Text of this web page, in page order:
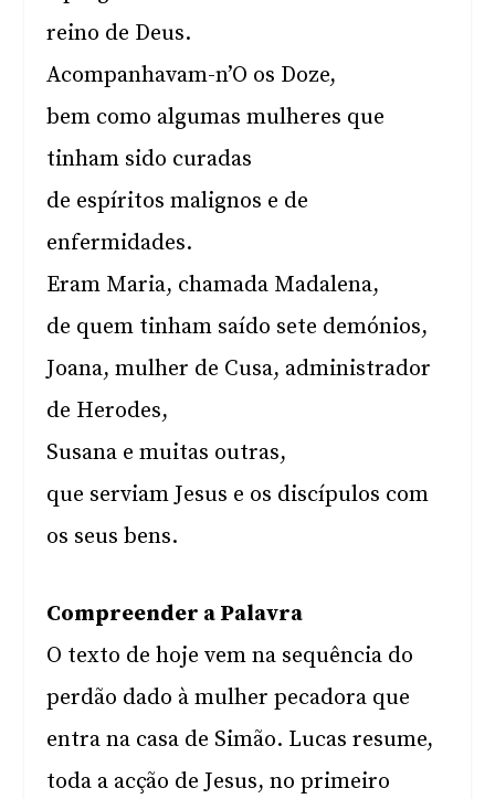
reino de Deus.
Acompanhavam-n’O os Doze,
bem como algumas mulheres que
tinham sido curadas
de espíritos malignos e de
enfermidades.
Eram Maria, chamada Madalena,
de quem tinham saído sete demónios,
Joana, mulher de Cusa, administrador
de Herodes,
Susana e muitas outras,
que serviam Jesus e os discípulos com
os seus bens.
Compreender a Palavra
O texto de hoje vem na sequência do
perdão dado à mulher pecadora que
entra na casa de Simão. Lucas resume,
toda a acção de Jesus, no primeiro